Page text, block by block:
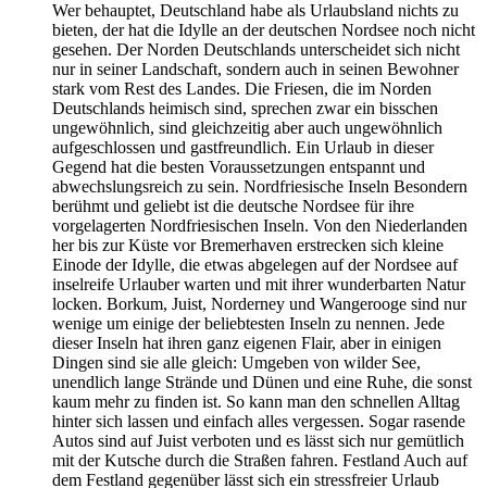
Wer behauptet, Deutschland habe als Urlaubsland nichts zu
bieten, der hat die Idylle an der deutschen Nordsee noch nicht
gesehen. Der Norden Deutschlands unterscheidet sich nicht
nur in seiner Landschaft, sondern auch in seinen Bewohner
stark vom Rest des Landes. Die Friesen, die im Norden
Deutschlands heimisch sind, sprechen zwar ein bisschen
ungewöhnlich, sind gleichzeitig aber auch ungewöhnlich
aufgeschlossen und gastfreundlich. Ein Urlaub in dieser
Gegend hat die besten Voraussetzungen entspannt und
abwechslungsreich zu sein. Nordfriesische Inseln Besondern
berühmt und geliebt ist die deutsche Nordsee für ihre
vorgelagerten Nordfriesischen Inseln. Von den Niederlanden
her bis zur Küste vor Bremerhaven erstrecken sich kleine
Einode der Idylle, die etwas abgelegen auf der Nordsee auf
inselreife Urlauber warten und mit ihrer wunderbarten Natur
locken. Borkum, Juist, Norderney und Wangerooge sind nur
wenige um einige der beliebtesten Inseln zu nennen. Jede
dieser Inseln hat ihren ganz eigenen Flair, aber in einigen
Dingen sind sie alle gleich: Umgeben von wilder See,
unendlich lange Strände und Dünen und eine Ruhe, die sonst
kaum mehr zu finden ist. So kann man den schnellen Alltag
hinter sich lassen und einfach alles vergessen. Sogar rasende
Autos sind auf Juist verboten und es lässt sich nur gemütlich
mit der Kutsche durch die Straßen fahren. Festland Auch auf
dem Festland gegenüber lässt sich ein stressfreier Urlaub